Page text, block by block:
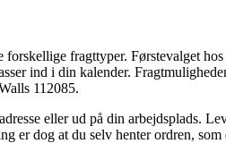
fragttyper. Førstevalget
ind i din kalender.
112085.
eller ud på din arbejdsplads.
er dog at du selv henter ordren,